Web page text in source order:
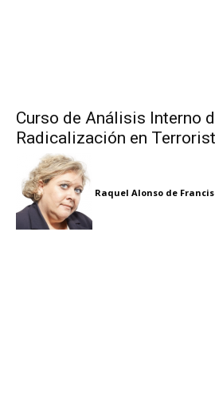
Curso de Análisis Interno
Radicalización en
Raquel Alonso de